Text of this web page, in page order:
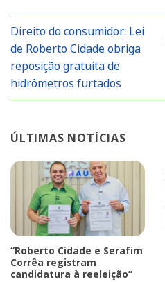
Direito do consumidor: Lei
de Roberto Cidade obriga
reposição gratuita de
hidrômetros furtados
ÚLTIMAS NOTÍCIAS
“Roberto Cidade e Serafim
Corrêa registram
candidatura à reeleição”